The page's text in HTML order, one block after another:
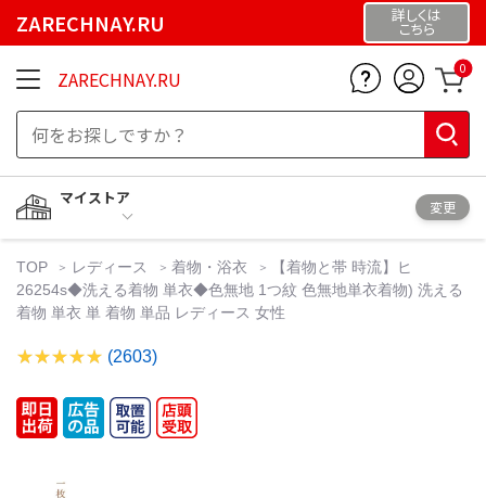
ZARECHNAY.RU 詳しくは
こちら
ZARECHNAY.RU 0
マイストア
変更
TOP レディース 着物・浴衣
【着物と帯 時流】ヒ
26254s◆洗える着物 単衣◆色無地 1つ紋 色無地単衣着物) 洗える
着物 単衣 単 着物 単品 レディース 女性
(2603)